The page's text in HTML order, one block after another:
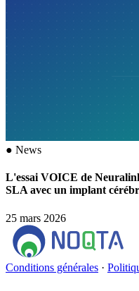
● News
L'essai VOICE de
SLA avec un implant
25 mars 2026
Conditions générales ·